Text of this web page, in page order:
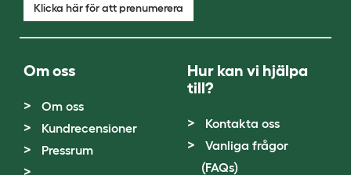
Klicka här för att prenumerera
Om oss
Om oss
Kundrecensioner
Pressrum
Hur kan vi hjälpa
till?
Kontakta oss
Vanliga frågor
(FAQs)